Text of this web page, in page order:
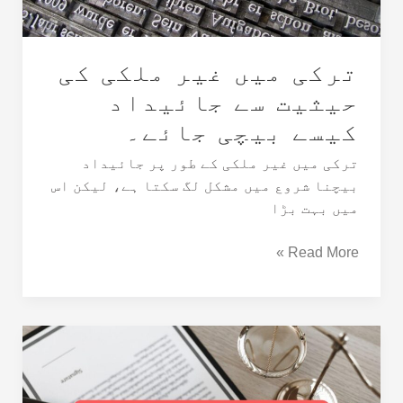
ترکی میں غیر ملکی کی
حیثیت سے جائیداد
کیسے بیچی جائے۔
ترکی میں غیر ملکی کے طور پر جائیداد
بیچنا شروع میں مشکل لگ سکتا ہے، لیکن اس
میں بہت بڑا
کیسے
جائے۔
Read More »
ترکی
میں
جائیداد